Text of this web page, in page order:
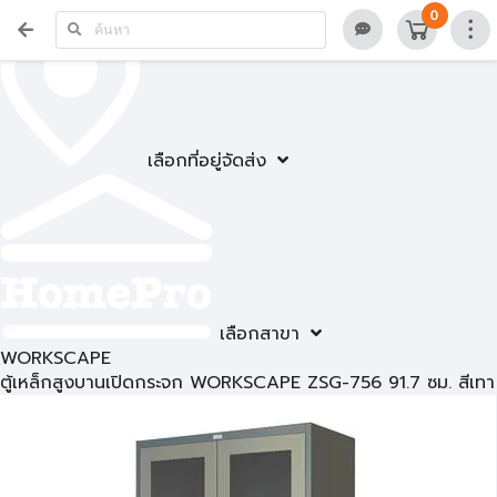
เลือกที่อยู่จัดส่ง
เลือกสาขา
0
WORKSCAPE
ตู้เหล็กสูงบานเปิดกระจก WORKSCAPE ZSG-756 91.7 ซม. สีเทา